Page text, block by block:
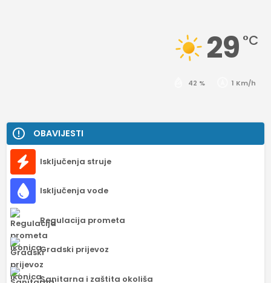
29 °C
42 % 1 Km/h
OBAVIJESTI
Isključenja struje
Isključenja vode
Regulacija prometa
Gradski prijevoz
Sanitarna i zaštita okoliša